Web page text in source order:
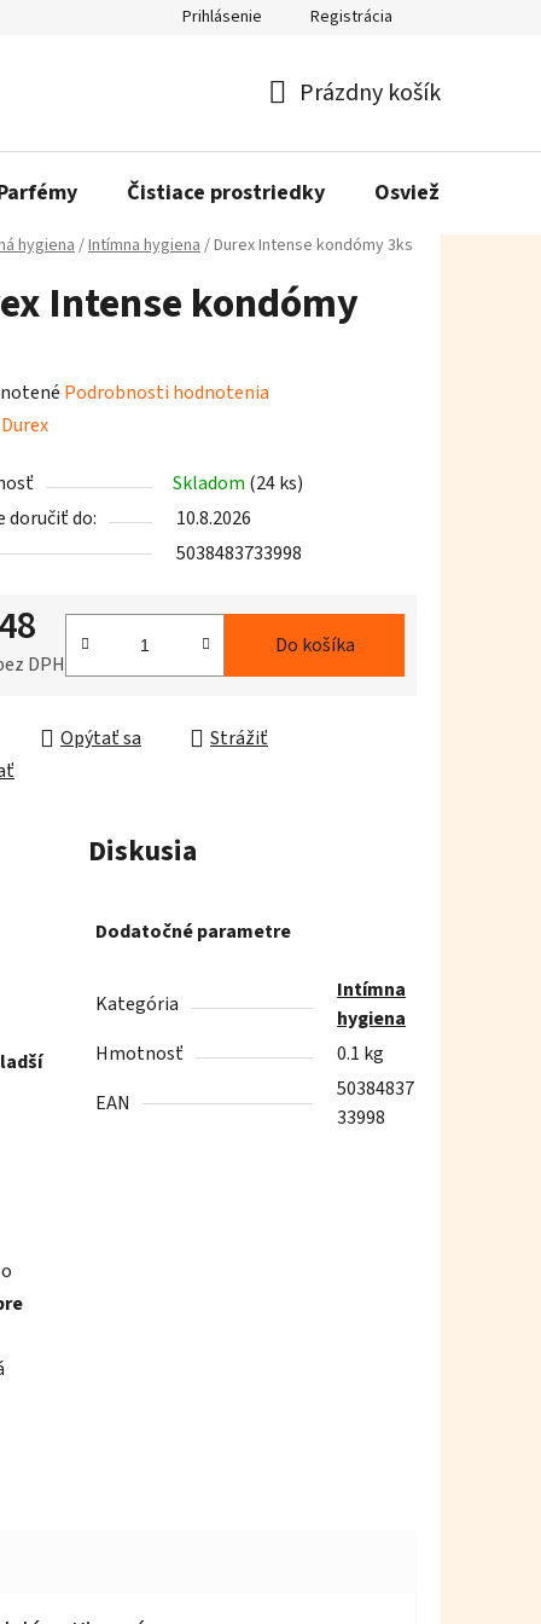
Prihlásenie Registrácia
košík
Prázdny košík
Čistiace prostriedky Osviežovače
hygiena/Intímna hygiena/Durex Intense kondómy 3ks
Intense kondómy
Podrobnosti hodnotenia
Durex
Skladom (24 ks)
doručiť do:
10.8.2026
5038483733998
DPH
Do košíka
Opýtať sa
Strážiť
Diskusia
Dodatočné parametre
Kategória
Intímna
hygiena
Hmotnosť
0.1 kg
EAN
50384837
33998